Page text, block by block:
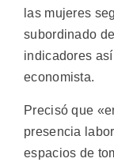
las mujeres
subordinado
indicadores
economista.
Precisó que
presencia
espacios de